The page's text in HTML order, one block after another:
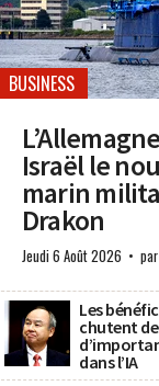
BUSINESS
Israël le
marin
Drakon
Jeudi 6 Août 2026 par
Les
chutent
dans l’IA